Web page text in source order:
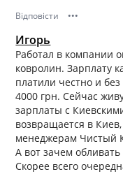
Відповісти •••
Игорь
Работал в компании
ковролин. Зарплату
платили честно и
4000 грн. Сейчас
зарплаты с
возвращается в
менеджерам Чистый
А вот зачем
Скорее всего